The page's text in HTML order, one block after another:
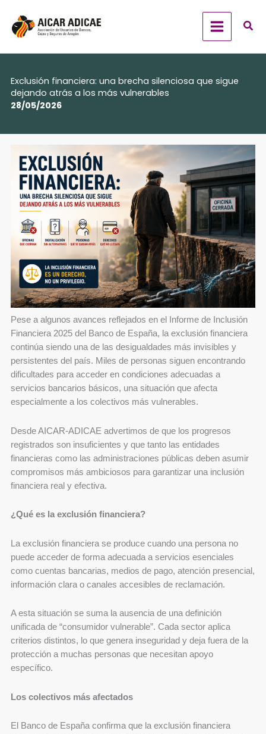
contenido
Exclusión financiera: una brecha silenciosa que sigue
dejando atrás a los más vulnerables
28/05/2026
Pese a algunos avances reflejados en el Informe de Inclusión
Financiera 2025 del Banco de España, la exclusión financiera
continúa siendo una de las desigualdades más invisibles y
persistentes del país. Miles de personas siguen encontrando
dificultades para acceder en condiciones adecuadas a
servicios bancarios básicos, una situación que afecta
especialmente a los colectivos más vulnerables.
Desde AICAR‑ADICAE advertimos de que los progresos
registrados son insuficientes y que tanto las entidades
financieras como las administraciones públicas deben asumir
compromisos más ambiciosos para garantizar una inclusión
financiera real y efectiva.
¿Qué es la exclusión financiera?
La exclusión financiera se produce cuando una persona no
puede acceder de forma adecuada a servicios esenciales
como cuentas bancarias, medios de pago, atención presencial,
información clara o canales accesibles de reclamación.
A esta situación se suma la ausencia de una definición
unificada de “consumidor vulnerable”. Cada sector aplica
criterios distintos, lo que genera inseguridad y deja fuera de la
protección a muchas personas que necesitan apoyo
específico.
Los colectivos más afectados
El Banco de España confirma que la exclusión financiera